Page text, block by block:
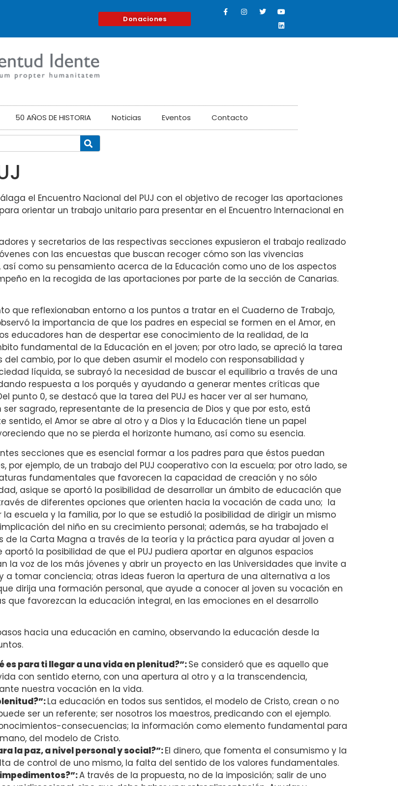
Donaciones
50 AÑOS DE HISTORIA Noticias Eventos Contacto
el Encuentro Nacional del PUJ con el objetivo de recoger las aportaciones
orientar un trabajo unitario para presentar en el Encuentro Internacional en
y secretarios de las respectivas secciones expusieron el trabajo realizado
con las encuestas que buscan recoger cómo son las vivencias
como su pensamiento acerca de la Educación como uno de los aspectos
en la recogida de las aportaciones por parte de la sección de Canarias.
que reflexionaban entorno a los puntos a tratar en el Cuaderno de Trabajo,
la importancia de que los padres en especial se formen en el Amor, en
educadores han de despertar ese conocimiento de la realidad, de la
fundamental de la Educación en el joven; por otro lado, se apreció la tarea
cambio, por lo que deben asumir el modelo con responsabilidad y
líquida, se subrayó la necesidad de buscar el equilibrio a través de una
respuesta a los porqués y ayudando a generar mentes críticas que
punto 0, se destacó que la tarea del PUJ es hacer ver al ser humano,
sagrado, representante de la presencia de Dios y que por esto, está
el Amor se abre al otro y a Dios y la Educación tiene un papel
que no se pierda el horizonte humano, así como su esencia.
secciones que es esencial formar a los padres para que éstos puedan
por ejemplo, de un trabajo del PUJ cooperativo con la escuela; por otro lado, se
fundamentales que favorecen la capacidad de creación y no sólo
asique se aportó la posibilidad de desarrollar un ámbito de educación que
de diferentes opciones que orienten hacia la vocación de cada uno; la
escuela y la familia, por lo que se estudió la posibilidad de dirigir un mismo
del niño en su crecimiento personal; además, se ha trabajado el
de la Carta Magna a través de la teoría y la práctica para ayudar al joven a
la posibilidad de que el PUJ pudiera aportar en algunos espacios
la voz de los más jóvenes y abrir un proyecto en las Universidades que invite a
a tomar conciencia; otras ideas fueron la apertura de una alternativa a los
dirija una formación personal, que ayude a conocer al joven su vocación en
que favorezcan la educación integral, en las emociones en el desarrollo
hacia una educación en camino, observando la educación desde la
es para ti llegar a una vida en plenitud?”:Se consideró que es aquello que
con sentido eterno, con una apertura al otro y a la transcendencia,
nuestra vocación en la vida.
La educación en todos sus sentidos, el modelo de Cristo, crean o no
ser un referente; ser nosotros los maestros, predicando con el ejemplo.
consecuencias; la información como elemento fundamental para
del modelo de Cristo.
la paz, a nivel personal y social?”:El dinero, que fomenta el consumismo y la
de control de uno mismo, la falta del sentido de los valores fundamentales.
A través de la propuesta, no de la imposición; salir de uno